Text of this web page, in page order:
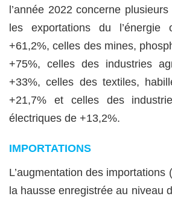
l’année 2022 concerne
les exportations du l’énergie
+61,2%, celles des mines,
+75%, celles des industries
+33%, celles des textiles,
+21,7% et celles des
électriques de +13,2%.
IMPORTATIONS
L’augmentation des importations
la hausse enregistrée au niveau